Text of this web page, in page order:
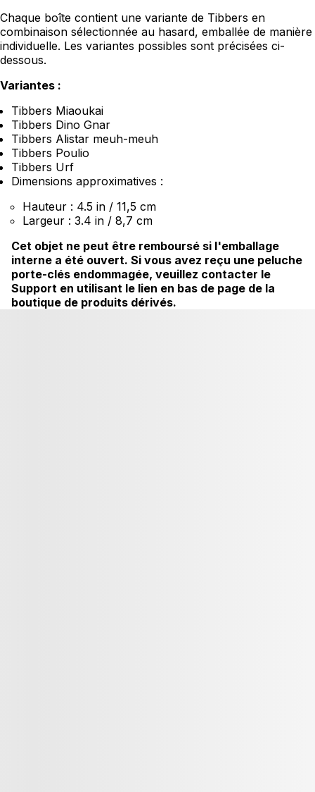
Chaque boîte contient une variante de Tibbers en
combinaison sélectionnée au hasard, emballée de manière
individuelle. Les variantes possibles sont précisées ci-
dessous.
Variantes :
Tibbers Miaoukai
Tibbers Dino Gnar
Tibbers Alistar meuh-meuh
Tibbers Poulio
Tibbers Urf
Dimensions approximatives :
Hauteur : 4.5 in / 11,5 cm
Largeur : 3.4 in / 8,7 cm
Cet objet ne peut être remboursé si l'emballage
interne a été ouvert. Si vous avez reçu une peluche
porte-clés endommagée, veuillez contacter le
Support en utilisant le lien en bas de page de la
boutique de produits dérivés.